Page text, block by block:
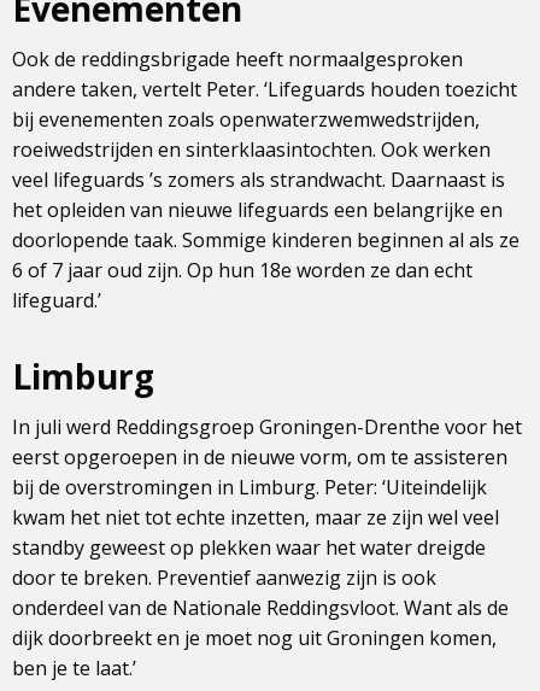
Ook de reddingsbrigade heeft normaalgesproken
andere taken, vertelt Peter. ‘Lifeguards houden toezicht
bij evenementen zoals openwaterzwemwedstrijden,
roeiwedstrijden en sinterklaasintochten. Ook werken
veel lifeguards ’s zomers als strandwacht. Daarnaast is
het opleiden van nieuwe lifeguards een belangrijke en
doorlopende taak. Sommige kinderen beginnen al als ze
6 of 7 jaar oud zijn. Op hun 18e worden ze dan echt
lifeguard.’
Limburg
In juli werd Reddingsgroep Groningen-Drenthe voor het
eerst opgeroepen in de nieuwe vorm, om te assisteren
bij de overstromingen in Limburg. Peter: ‘Uiteindelijk
kwam het niet tot echte inzetten, maar ze zijn wel veel
standby geweest op plekken waar het water dreigde
door te breken. Preventief aanwezig zijn is ook
onderdeel van de Nationale Reddingsvloot. Want als de
dijk doorbreekt en je moet nog uit Groningen komen,
ben je te laat.’